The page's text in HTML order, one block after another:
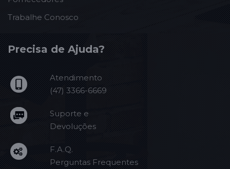
Trabalhe Conosco
Precisa de Ajuda?
Atendimento
(47) 3366-6669
Suporte e
Devoluções
F.A.Q.
Perguntas Frequentes